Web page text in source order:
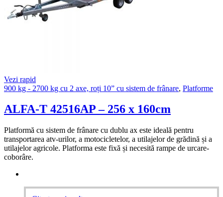
Vezi rapid
900 kg - 2700 kg cu 2 axe, roți 10” cu sistem de frânare, Platforme
ALFA-T 42516AP – 256 x 160cm
Platformă cu sistem de frânare cu dublu ax este ideală pentru
transportarea atv-urilor, a motocicletelor, a utilajelor de grădină și a
utilajelor agricole. Platforma este fixă și necesită rampe de urcare-
coborâre.